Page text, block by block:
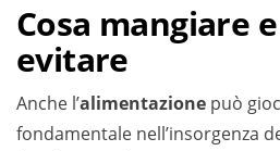
Cosa mangiare
evitare
Anche l’alimentazione può
fondamentale nell’insorgenza